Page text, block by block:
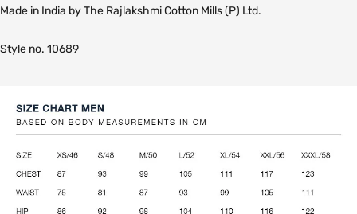
Made in India by The Rajlakshmi Cotton Mills (P) Ltd.
Style no. 10689